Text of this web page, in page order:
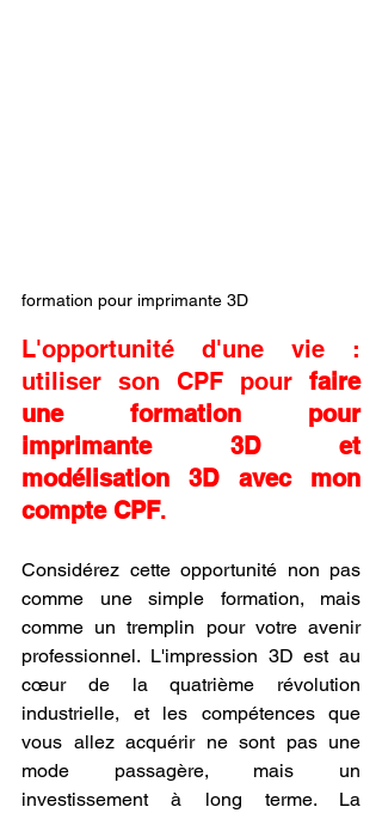
formation pour imprimante 3D
L'opportunité d'une vie :
utiliser son CPF pour faire
une formation pour
imprimante 3D et
modélisation 3D avec mon
compte CPF.
Considérez cette opportunité non pas
comme une simple formation, mais
comme un tremplin pour votre avenir
professionnel. L'impression 3D est au
cœur de la quatrième révolution
industrielle, et les compétences que
vous allez acquérir ne sont pas une
mode passagère, mais un
investissement à long terme. La